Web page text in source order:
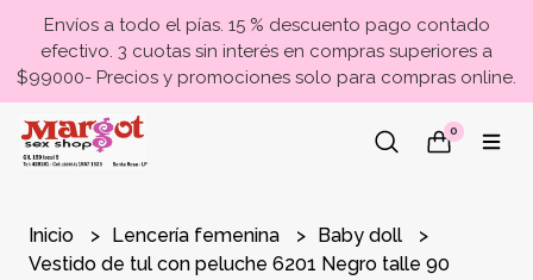
Envíos a todo el pías. 15 % descuento pago contado
efectivo. 3 cuotas sin interés en compras superiores a
$99000- Precios y promociones solo para compras online.
0
Inicio Lencería femenina
Baby doll
Vestido de tul con peluche 6201 Negro talle 90